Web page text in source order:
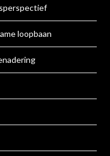
loopbaan